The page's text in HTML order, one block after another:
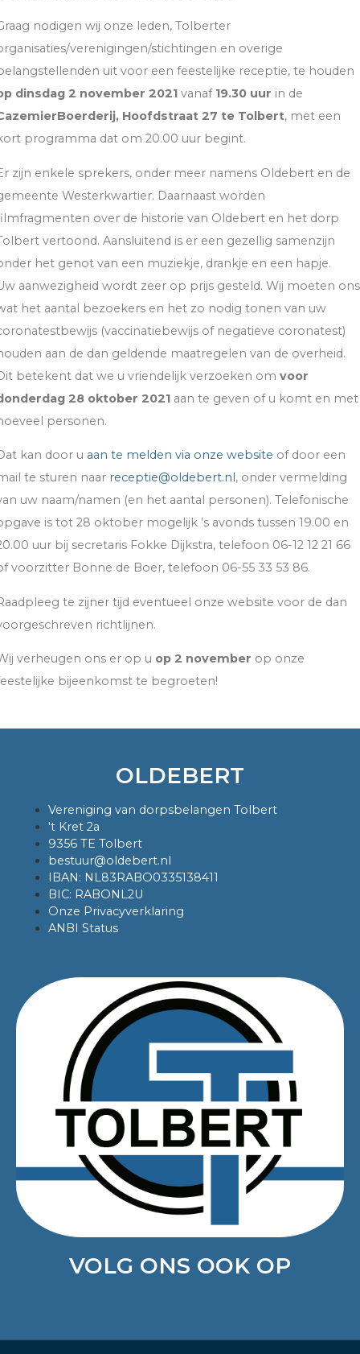
nodigen wij onze leden, Tolberter
verenigingen/stichtingen en overige
uit voor een feestelijke receptie, te houden
dinsdag 2 november 2021 vanaf 19.30 uur in de
Hoofdstraat 27 te Tolbert, met een
programma dat om 20.00 uur begint.
zijn enkele sprekers, onder meer namens Oldebert en de
Westerkwartier. Daarnaast worden
over de historie van Oldebert en het dorp
vertoond. Aansluitend is er een gezellig samenzijn
het genot van een muziekje, drankje en een hapje.
aanwezigheid wordt zeer op prijs gesteld. Wij moeten ons
het aantal bezoekers en het zo nodig tonen van uw
(vaccinatiebewijs of negatieve coronatest)
aan de dan geldende maatregelen van de overheid.
betekent dat we u vriendelijk verzoeken om voor
28 oktober 2021 aan te geven of u komt en met
personen.
kan door u aan te melden via onze website of door een
te sturen naar receptie@oldebert.nl, onder vermelding
uw naam/namen (en het aantal personen). Telefonische
is tot 28 oktober mogelijk ’s avonds tussen 19.00 en
uur bij secretaris Fokke Dijkstra, telefoon 06-12 12 21 66
voorzitter Bonne de Boer, telefoon 06-55 33 53 86.
te zijner tijd eventueel onze website voor de dan
richtlijnen.
verheugen ons er op u op 2 november op onze
bijeenkomst te begroeten!
OLDEBERT
Vereniging van dorpsbelangen Tolbert
't Kret 2a
9356 TE Tolbert
bestuur@oldebert.nl
IBAN: NL83RABO0335138411
BIC: RABONL2U
Onze Privacyverklaring
ANBI Status
VOLG ONS OOK OP